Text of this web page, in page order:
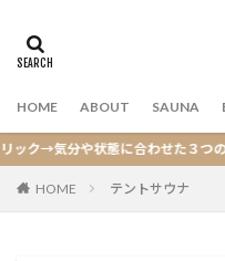
HOME ABOUT SAUNA
ク→気分や状態に合わせた３つの
HOME テントサウナ